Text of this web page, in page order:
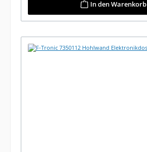
In den Warenkorb